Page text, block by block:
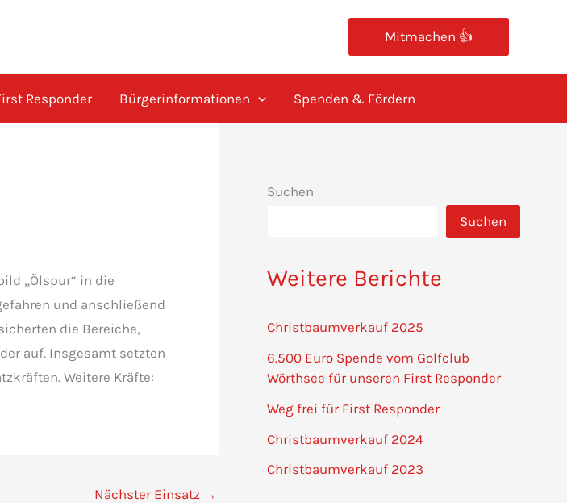
Mitmachen 👍
Responder Bürgerinformationen Spenden & Fördern
„Ölspur“ in die
und anschließend
die Bereiche,
auf. Insgesamt setzten
Weitere Kräfte:
Nächster Einsatz →
Suchen
Suchen
Weitere Berichte
Christbaumverkauf 2025
6.500 Euro Spende vom Golfclub
Wörthsee für unseren First Responder
Weg frei für First Responder
Christbaumverkauf 2024
Christbaumverkauf 2023